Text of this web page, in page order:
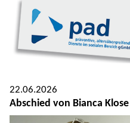
22.06.2026
Abschied von Bianca Klose